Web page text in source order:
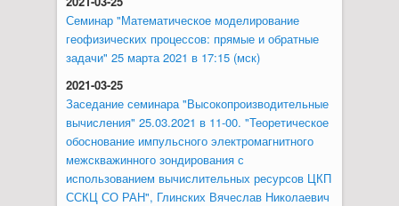
Семинар "Математическое моделирование
геофизических процессов: прямые и обратные
задачи" 25 марта 2021 в 17:15 (мск)
2021-03-25
Заседание семинара "Высокопроизводительные
вычисления" 25.03.2021 в 11-00. "Теоретическое
обоснование импульсного электромагнитного
межскважинного зондирования с
использованием вычислительных ресурсов ЦКП
ССКЦ СО РАН", Глинских Вячеслав Николаевич